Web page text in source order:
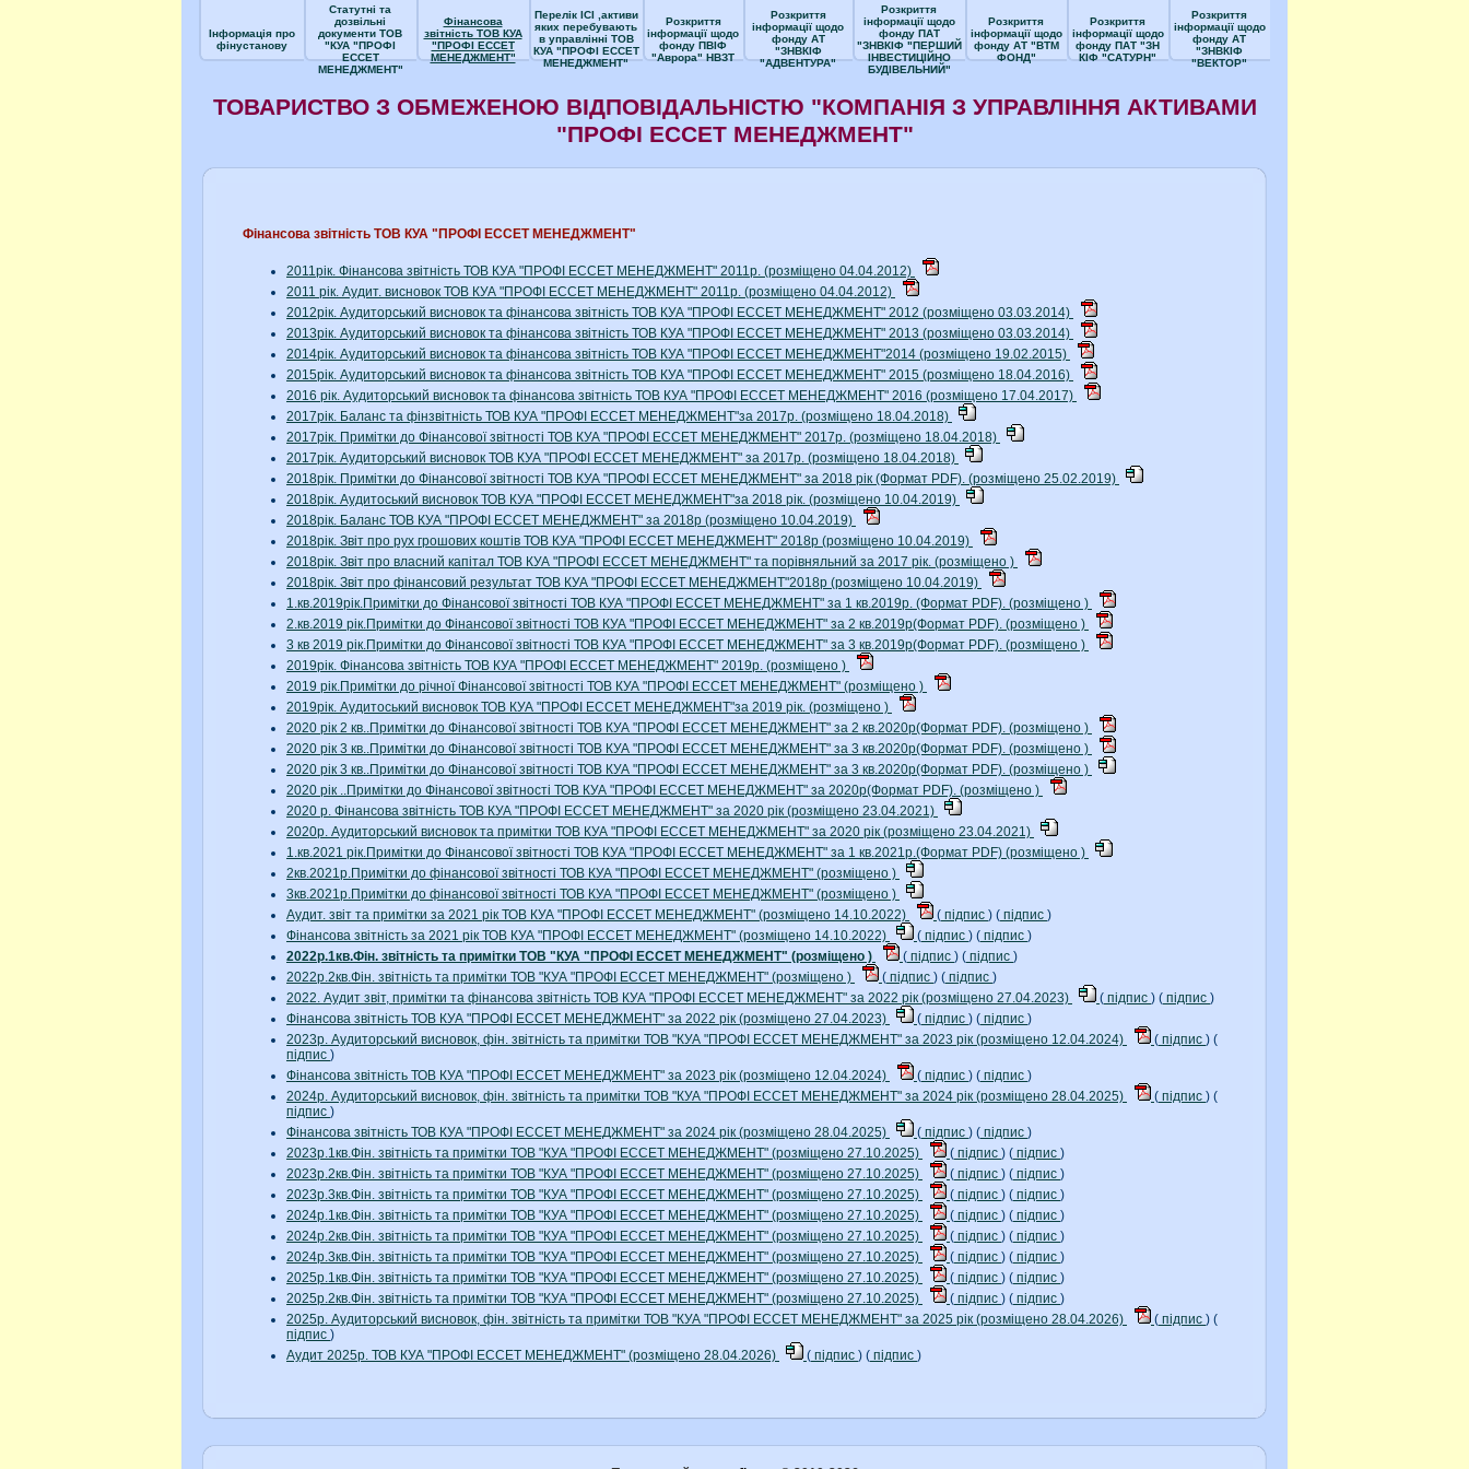
Інформація про
фінустанову
Статутні та
дозвільні
документи ТОВ
"КУА "ПРОФІ
ЕССЕТ
МЕНЕДЖМЕНТ"
Фінансова
звітність ТОВ КУА
"ПРОФІ ЕССЕТ
МЕНЕДЖМЕНТ"
Перелік ІСІ ,активи
яких перебувають
в управлінні ТОВ
КУА "ПРОФІ ЕССЕТ
МЕНЕДЖМЕНТ"
Розкриття
інформації щодо
фонду ПВІФ
"Аврора" НВЗТ
Розкриття
інформації щодо
фонду АТ
"ЗНВКІФ
"АДВЕНТУРА"
Розкриття
інформації щодо
фонду ПАТ
"ЗНВКІФ "ПЕРШИЙ
ІНВЕСТИЦІЙНО
БУДІВЕЛЬНИЙ"
Розкриття
інформації щодо
фонду АТ "ВТМ
ФОНД"
Розкриття
інформації щодо
фонду ПАТ "ЗН
КІФ "САТУРН"
Розкриття
інформації щодо
фонду АТ
"ЗНВКІФ
"ВЕКТОР"
ТОВАРИСТВО З ОБМЕЖЕНОЮ ВІДПОВІДАЛЬНІСТЮ "КОМПАНІЯ З УПРАВЛІННЯ АКТИВАМИ
"ПРОФІ ЕССЕТ МЕНЕДЖМЕНТ"
Фінансова звітність ТОВ КУА "ПРОФІ ЕССЕТ МЕНЕДЖМЕНТ"
2011рік. Фінансова звітність ТОВ КУА "ПРОФІ ЕССЕТ МЕНЕДЖМЕНТ" 2011р. (розміщено 04.04.2012)
2011 рік. Аудит. висновок ТОВ КУА "ПРОФІ ЕССЕТ МЕНЕДЖМЕНТ" 2011р. (розміщено 04.04.2012)
2012рік. Аудиторський висновок та фінансова звітність ТОВ КУА "ПРОФІ ЕССЕТ МЕНЕДЖМЕНТ" 2012 (розміщено 03.03.2014)
2013рік. Аудиторський висновок та фінансова звітність ТОВ КУА "ПРОФІ ЕССЕТ МЕНЕДЖМЕНТ" 2013 (розміщено 03.03.2014)
2014рік. Аудиторський висновок та фінансова звітність ТОВ КУА "ПРОФІ ЕССЕТ МЕНЕДЖМЕНТ"2014 (розміщено 19.02.2015)
2015рік. Аудиторський висновок та фінансова звітність ТОВ КУА "ПРОФІ ЕССЕТ МЕНЕДЖМЕНТ" 2015 (розміщено 18.04.2016)
2016 рік. Аудиторський висновок та фінансова звітність ТОВ КУА "ПРОФІ ЕССЕТ МЕНЕДЖМЕНТ" 2016 (розміщено 17.04.2017)
2017рік. Баланс та фінзвітність ТОВ КУА "ПРОФІ ЕССЕТ МЕНЕДЖМЕНТ"за 2017р. (розміщено 18.04.2018)
2017рік. Примітки до Фінансової звітності ТОВ КУА "ПРОФІ ЕССЕТ МЕНЕДЖМЕНТ" 2017р. (розміщено 18.04.2018)
2017рік. Аудиторський висновок ТОВ КУА "ПРОФІ ЕССЕТ МЕНЕДЖМЕНТ" за 2017р. (розміщено 18.04.2018)
2018рік. Примітки до Фінансової звітності ТОВ КУА "ПРОФІ ЕССЕТ МЕНЕДЖМЕНТ" за 2018 рік (Формат PDF). (розміщено 25.02.2019)
2018рік. Аудитоський висновок ТОВ КУА "ПРОФІ ЕССЕТ МЕНЕДЖМЕНТ"за 2018 рік. (розміщено 10.04.2019)
2018рік. Баланс ТОВ КУА "ПРОФІ ЕССЕТ МЕНЕДЖМЕНТ" за 2018р (розміщено 10.04.2019)
2018рік. Звіт про рух грошових коштів ТОВ КУА "ПРОФІ ЕССЕТ МЕНЕДЖМЕНТ" 2018р (розміщено 10.04.2019)
2018рік. Звіт про власний капітал ТОВ КУА "ПРОФІ ЕССЕТ МЕНЕДЖМЕНТ" та порівняльний за 2017 рік. (розміщено )
2018рік. Звіт про фінансовий результат ТОВ КУА "ПРОФІ ЕССЕТ МЕНЕДЖМЕНТ"2018р (розміщено 10.04.2019)
1.кв.2019рік.Примітки до Фінансової звітності ТОВ КУА "ПРОФІ ЕССЕТ МЕНЕДЖМЕНТ" за 1 кв.2019р. (Формат PDF). (розміщено )
2.кв.2019 рік.Примітки до Фінансової звітності ТОВ КУА "ПРОФІ ЕССЕТ МЕНЕДЖМЕНТ" за 2 кв.2019р(Формат PDF). (розміщено )
3 кв 2019 рік.Примітки до Фінансової звітності ТОВ КУА "ПРОФІ ЕССЕТ МЕНЕДЖМЕНТ" за 3 кв.2019р(Формат PDF). (розміщено )
2019рік. Фінансова звітність ТОВ КУА "ПРОФІ ЕССЕТ МЕНЕДЖМЕНТ" 2019р. (розміщено )
2019 рік.Примітки до річної Фінансової звітності ТОВ КУА "ПРОФІ ЕССЕТ МЕНЕДЖМЕНТ" (розміщено )
2019рік. Аудитоський висновок ТОВ КУА "ПРОФІ ЕССЕТ МЕНЕДЖМЕНТ"за 2019 рік. (розміщено )
2020 рік 2 кв..Примітки до Фінансової звітності ТОВ КУА "ПРОФІ ЕССЕТ МЕНЕДЖМЕНТ" за 2 кв.2020р(Формат PDF). (розміщено )
2020 рік 3 кв..Примітки до Фінансової звітності ТОВ КУА "ПРОФІ ЕССЕТ МЕНЕДЖМЕНТ" за 3 кв.2020р(Формат PDF). (розміщено )
2020 рік 3 кв..Примітки до Фінансової звітності ТОВ КУА "ПРОФІ ЕССЕТ МЕНЕДЖМЕНТ" за 3 кв.2020р(Формат PDF). (розміщено )
2020 рік ..Примітки до Фінансової звітності ТОВ КУА "ПРОФІ ЕССЕТ МЕНЕДЖМЕНТ" за 2020р(Формат PDF). (розміщено )
2020 р. Фінансова звітність ТОВ КУА "ПРОФІ ЕССЕТ МЕНЕДЖМЕНТ" за 2020 рік (розміщено 23.04.2021)
2020р. Аудиторський висновок та примітки ТОВ КУА "ПРОФІ ЕССЕТ МЕНЕДЖМЕНТ" за 2020 рік (розміщено 23.04.2021)
1.кв.2021 рік.Примітки до Фінансової звітності ТОВ КУА "ПРОФІ ЕССЕТ МЕНЕДЖМЕНТ" за 1 кв.2021р.(Формат PDF) (розміщено )
2кв.2021р.Примітки до фінансової звітності ТОВ КУА "ПРОФІ ЕССЕТ МЕНЕДЖМЕНТ" (розміщено )
3кв.2021р.Примітки до фінансової звітності ТОВ КУА "ПРОФІ ЕССЕТ МЕНЕДЖМЕНТ" (розміщено )
Аудит. звіт та примітки за 2021 рік ТОВ КУА "ПРОФІ ЕССЕТ МЕНЕДЖМЕНТ" (розміщено 14.10.2022)
( підпис ) ( підпис )
Фінансова звітність за 2021 рік ТОВ КУА "ПРОФІ ЕССЕТ МЕНЕДЖМЕНТ" (розміщено 14.10.2022)
( підпис ) ( підпис )
2022р.1кв.Фін. звітність та примітки ТОВ "КУА "ПРОФІ ЕССЕТ МЕНЕДЖМЕНТ" (розміщено )
( підпис ) ( підпис )
2022р.2кв.Фін. звітність та примітки ТОВ "КУА "ПРОФІ ЕССЕТ МЕНЕДЖМЕНТ" (розміщено )
( підпис ) ( підпис )
2022. Аудит звіт, примітки та фінансова звітність ТОВ КУА "ПРОФІ ЕССЕТ МЕНЕДЖМЕНТ" за 2022 рік (розміщено 27.04.2023)
( підпис ) ( підпис )
Фінансова звітність ТОВ КУА "ПРОФІ ЕССЕТ МЕНЕДЖМЕНТ" за 2022 рік (розміщено 27.04.2023)
( підпис ) ( підпис )
2023р. Аудиторський висновок, фін. звітність та примітки ТОВ "КУА "ПРОФІ ЕССЕТ МЕНЕДЖМЕНТ" за 2023 рік (розміщено 12.04.2024)
( підпис ) (
підпис )
Фінансова звітність ТОВ КУА "ПРОФІ ЕССЕТ МЕНЕДЖМЕНТ" за 2023 рік (розміщено 12.04.2024)
( підпис ) ( підпис )
2024р. Аудиторський висновок, фін. звітність та примітки ТОВ "КУА "ПРОФІ ЕССЕТ МЕНЕДЖМЕНТ" за 2024 рік (розміщено 28.04.2025)
( підпис ) (
підпис )
Фінансова звітність ТОВ КУА "ПРОФІ ЕССЕТ МЕНЕДЖМЕНТ" за 2024 рік (розміщено 28.04.2025)
( підпис ) ( підпис )
2023р.1кв.Фін. звітність та примітки ТОВ "КУА "ПРОФІ ЕССЕТ МЕНЕДЖМЕНТ" (розміщено 27.10.2025)
( підпис ) ( підпис )
2023р.2кв.Фін. звітність та примітки ТОВ "КУА "ПРОФІ ЕССЕТ МЕНЕДЖМЕНТ" (розміщено 27.10.2025)
( підпис ) ( підпис )
2023р.3кв.Фін. звітність та примітки ТОВ "КУА "ПРОФІ ЕССЕТ МЕНЕДЖМЕНТ" (розміщено 27.10.2025)
( підпис ) ( підпис )
2024р.1кв.Фін. звітність та примітки ТОВ "КУА "ПРОФІ ЕССЕТ МЕНЕДЖМЕНТ" (розміщено 27.10.2025)
( підпис ) ( підпис )
2024р.2кв.Фін. звітність та примітки ТОВ "КУА "ПРОФІ ЕССЕТ МЕНЕДЖМЕНТ" (розміщено 27.10.2025)
( підпис ) ( підпис )
2024р.3кв.Фін. звітність та примітки ТОВ "КУА "ПРОФІ ЕССЕТ МЕНЕДЖМЕНТ" (розміщено 27.10.2025)
( підпис ) ( підпис )
2025р.1кв.Фін. звітність та примітки ТОВ "КУА "ПРОФІ ЕССЕТ МЕНЕДЖМЕНТ" (розміщено 27.10.2025)
( підпис ) ( підпис )
2025р.2кв.Фін. звітність та примітки ТОВ "КУА "ПРОФІ ЕССЕТ МЕНЕДЖМЕНТ" (розміщено 27.10.2025)
( підпис ) ( підпис )
2025р. Аудиторський висновок, фін. звітність та примітки ТОВ "КУА "ПРОФІ ЕССЕТ МЕНЕДЖМЕНТ" за 2025 рік (розміщено 28.04.2026)
( підпис ) (
підпис )
Аудит 2025р. ТОВ КУА "ПРОФІ ЕССЕТ МЕНЕДЖМЕНТ" (розміщено 28.04.2026)
( підпис ) ( підпис )